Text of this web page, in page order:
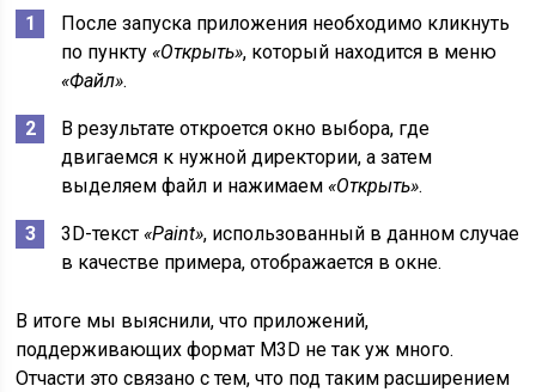
После запуска приложения необходимо кликнуть
по пункту«Открыть», который находится в меню
«Файл».
В результате откроется окно выбора, где
двигаемся к нужной директории, а затем
выделяем файл и нажимаем«Открыть».
3D-текст«Paint», использованный в данном случае
в качестве примера, отображается в окне.
В итоге мы выяснили, что приложений,
поддерживающих формат M3D не так уж много.
Отчасти это связано с тем, что под таким расширением